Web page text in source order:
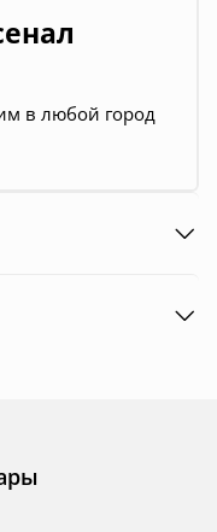
в любой город